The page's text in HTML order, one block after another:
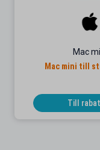
Mac
Mac mini till
Till